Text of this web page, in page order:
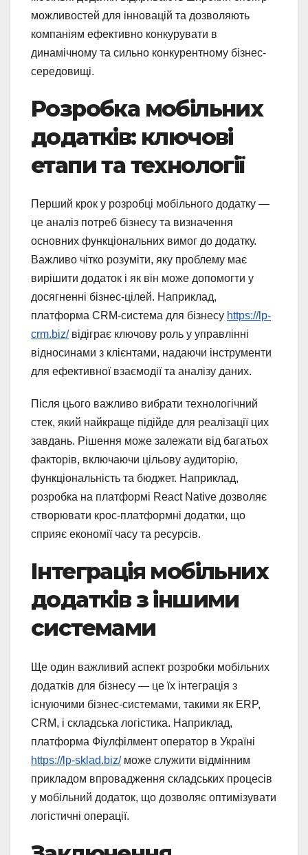
можливостей для інновацій та дозволяють
компаніям ефективно конкурувати в
динамічному та сильно конкурентному бізнес-
середовищі.
Розробка мобільних
додатків: ключові
етапи та технології
Перший крок у розробці мобільного додатку —
це аналіз потреб бізнесу та визначення
основних функціональних вимог до додатку.
Важливо чітко розуміти, яку проблему має
вирішити додаток і як він може допомогти у
досягненні бізнес-цілей. Наприклад,
платформа CRM-система для бізнесу https://lp-
crm.biz/відіграє ключову роль у управлінні
відносинами з клієнтами, надаючи інструменти
для ефективної взаємодії та аналізу даних.
Після цього важливо вибрати технологічний
стек, який найкраще підійде для реалізації цих
завдань. Рішення може залежати від багатьох
факторів, включаючи цільову аудиторію,
функціональність та бюджет. Наприклад,
розробка на платформі React Native дозволяє
створювати крос-платформні додатки, що
сприяє економії часу та ресурсів.
Інтеграція мобільних
додатків з іншими
системами
Ще один важливий аспект розробки мобільних
додатків для бізнесу — це їх інтеграція з
існуючими бізнес-системами, такими як ERP,
CRM, і складська логістика. Наприклад,
платформа Фіулфілмент оператор в Україні
https://lp-sklad.biz/може служити відмінним
прикладом впровадження складських процесів
у мобільний додаток, що дозволяє оптимізувати
логістичні операції.